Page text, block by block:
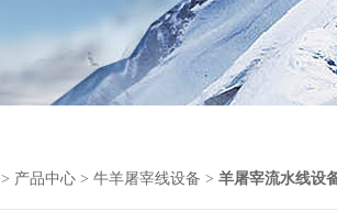
> 产品中心 > 牛羊屠宰线设备 > 羊屠宰流水线设